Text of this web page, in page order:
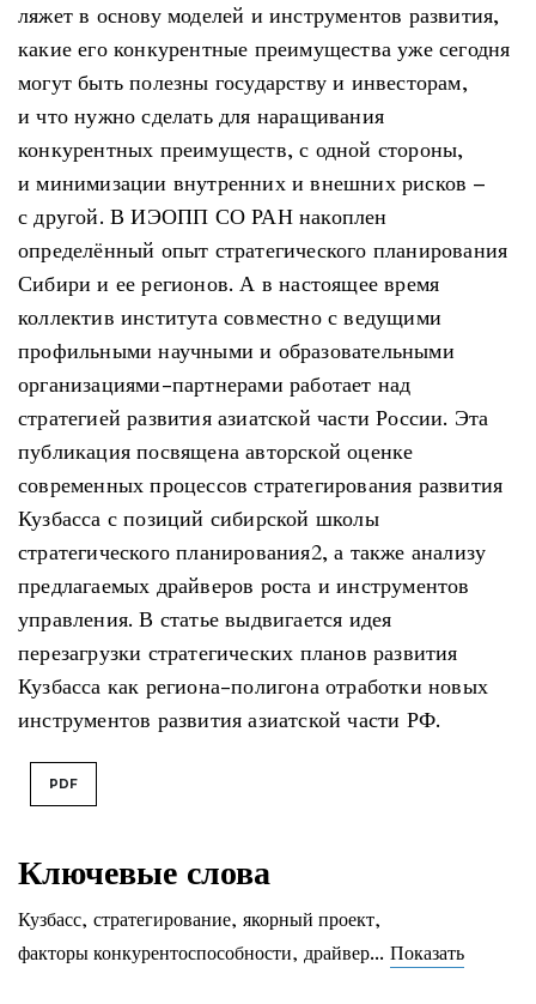
Ключевые слова
Кузбасс, стратегирование, якорный проект,
факторы конкурентоспособности, драйвер... Показать
ляжет в основу моделей и инструментов развития,
какие его конкурентные преимущества уже сегодня
могут быть полезны государству и инвесторам,
и что нужно сделать для наращивания
конкурентных преимуществ, с одной стороны,
и минимизации внутренних и внешних рисков –
с другой. В ИЭОПП СО РАН накоплен
определённый опыт стратегического планирования
Сибири и ее регионов. А в настоящее время
коллектив института совместно с ведущими
профильными научными и образовательными
организациями-партнерами работает над
стратегией развития азиатской части России. Эта
публикация посвящена авторской оценке
современных процессов стратегирования развития
Кузбасса с позиций сибирской школы
стратегического планирования2, а также анализу
предлагаемых драйверов роста и инструментов
управления. В статье выдвигается идея
перезагрузки стратегических планов развития
Кузбасса как региона-полигона отработки новых
инструментов развития азиатской части РФ.
PDF